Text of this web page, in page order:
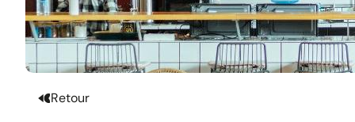
Retour